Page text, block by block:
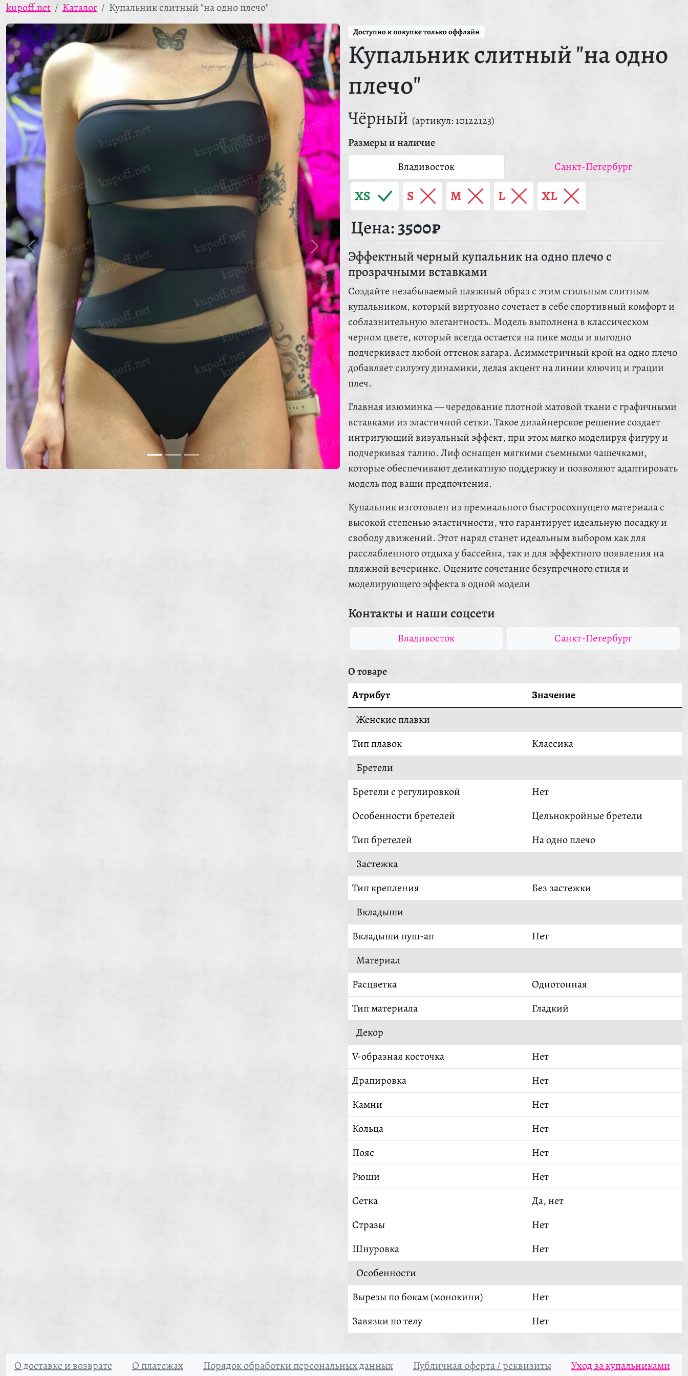
kupoff.net Каталог Купальник слитный "на одно плечо"
Доступно к покупке только оффлайн
Купальник слитный "на одно
плечо"
Чёрный (артикул: 10122123)
Размеры и наличие
Владивосток
Санкт-Петербург
XS S M L XL
Цена:3500₽
Эффектный черный купальник на одно плечо с
прозрачными вставками
Создайте незабываемый пляжный образ с этим стильным слитным
купальником, который виртуозно сочетает в себе спортивный комфорт и
соблазнительную элегантность. Модель выполнена в классическом
черном цвете, который всегда остается на пике моды и выгодно
подчеркивает любой оттенок загара. Асимметричный крой на одно плечо
добавляет силуэту динамики, делая акцент на линии ключиц и грации
плеч.
Главная изюминка — чередование плотной матовой ткани с графичными
вставками из эластичной сетки. Такое дизайнерское решение создает
интригующий визуальный эффект, при этом мягко моделируя фигуру и
подчеркивая талию. Лиф оснащен мягкими съемными чашечками,
которые обеспечивают деликатную поддержку и позволяют адаптировать
модель под ваши предпочтения.
Купальник изготовлен из премиального быстросохнущего материала с
высокой степенью эластичности, что гарантирует идеальную посадку и
свободу движений. Этот наряд станет идеальным выбором как для
расслабленного отдыха у бассейна, так и для эффектного появления на
пляжной вечеринке. Оцените сочетание безупречного стиля и
моделирующего эффекта в одной модели
Контакты и наши соцсети
Владивосток Санкт-Петербург
О товаре
Атрибут
Значение
Женские плавки
Тип плавок
Классика
Бретели
Бретели с регулировкой
Нет
Особенности бретелей
Цельнокройные бретели
Тип бретелей
На одно плечо
Застежка
Тип крепления
Без застежки
Вкладыши
Вкладыши пуш-ап
Нет
Материал
Расцветка
Однотонная
Тип материала
Гладкий
Декор
V-образная косточка
Нет
Драпировка
Нет
Камни
Нет
Кольца
Нет
Пояс
Нет
Рюши
Нет
Сетка
Да, нет
Стразы
Нет
Шнуровка
Нет
Особенности
Вырезы по бокам (монокини)
Нет
Завязки по телу
Нет
О доставке и возврате О платежах Порядок обработки персональных данных Публичная оферта / реквизиты
Уход за купальниками